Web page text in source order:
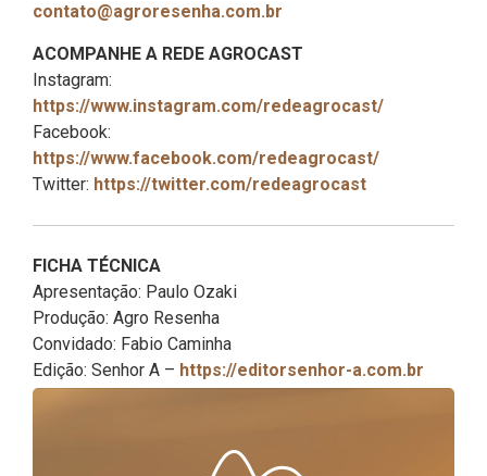
contato@agroresenha.com.br
ACOMPANHE A REDE AGROCAST
Instagram:
https://www.instagram.com/redeagrocast/
Facebook:
https://www.facebook.com/redeagrocast/
Twitter: https://twitter.com/redeagrocast
FICHA TÉCNICA
Apresentação: Paulo Ozaki
Produção: Agro Resenha
Convidado: Fabio Caminha
Edição: Senhor A – https://editorsenhor-a.com.br